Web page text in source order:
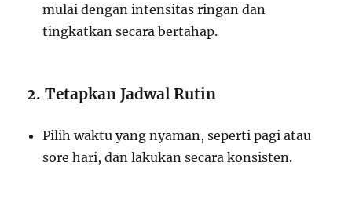
mulai dengan intensitas ringan dan
tingkatkan secara bertahap.
2. Tetapkan Jadwal Rutin
Pilih waktu yang nyaman, seperti pagi atau
sore hari, dan lakukan secara konsisten.